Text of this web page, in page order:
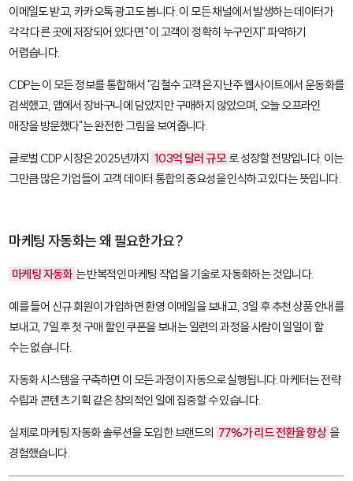
이메일도 받고, 카카오톡 광고도 봅니다. 이 모든 채널에서 발생하는 데이터가
각각 다른 곳에 저장되어 있다면 "이 고객이 정확히 누구인지" 파악하기
어렵습니다.
CDP는 이 모든 정보를 통합해서 "김철수 고객은 지난주 웹사이트에서 운동화를
검색했고, 앱에서 장바구니에 담았지만 구매하지 않았으며, 오늘 오프라인
매장을 방문했다"는 완전한 그림을 보여줍니다.
글로벌 CDP 시장은 2025년까지 103억 달러 규모 로 성장할 전망입니다. 이는
그만큼 많은 기업들이 고객 데이터 통합의 중요성을 인식하고 있다는 뜻입니다.
마케팅 자동화는 왜 필요한가요?
마케팅 자동화 는 반복적인 마케팅 작업을 기술로 자동화하는 것입니다.
예를 들어 신규 회원이 가입하면 환영 이메일을 보내고, 3일 후 추천 상품 안내를
보내고, 7일 후 첫 구매 할인 쿠폰을 보내는 일련의 과정을 사람이 일일이 할
수는 없습니다.
자동화 시스템을 구축하면 이 모든 과정이 자동으로 실행됩니다. 마케터는 전략
수립과 콘텐츠 기획 같은 창의적인 일에 집중할 수 있습니다.
실제로 마케팅 자동화 솔루션을 도입한 브랜드의 77%가 리드 전환율 향상 을
경험했습니다.